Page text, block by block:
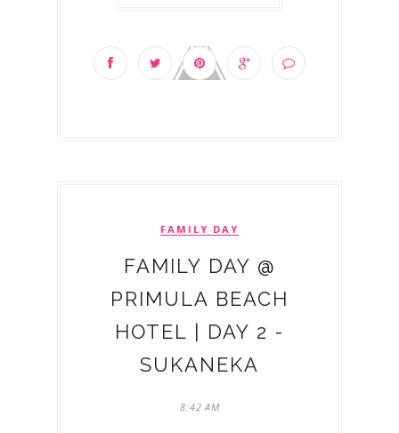
FAMILY DAY
FAMILY DAY @
PRIMULA BEACH
HOTEL | DAY 2 -
SUKANEKA
8:42 AM